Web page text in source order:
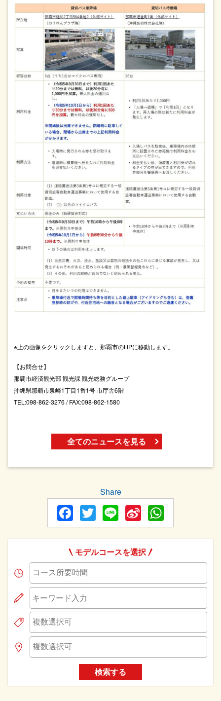
※上の画像をクリックしますと、那覇市のHPに移動します。
【お問合せ】
那覇市経済観光部 観光課 観光総務グループ
沖縄県那覇市泉崎1丁目1番1号 市庁舎6階
TEL:098-862-3276 / FAX:098-862-1580
全てのニュースを見る
Share
Facebook
Twitter
LineSina
Weibo
モデルコースを選択
検索する